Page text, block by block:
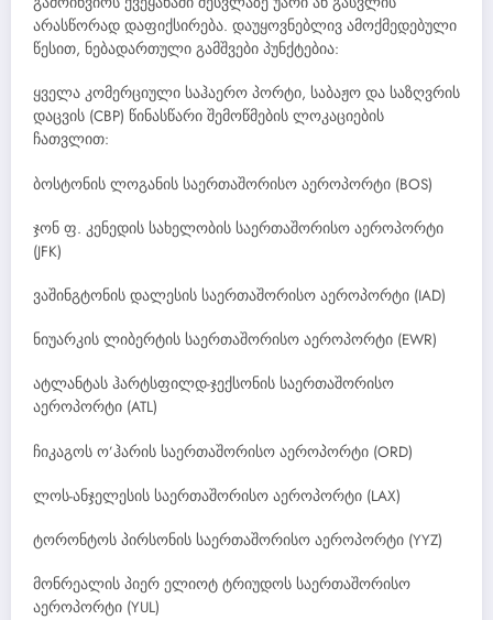
არასწორად დაფიქსირება. დაუყოვნებლივ ამოქმედებული
წესით, ნებადართული გამშვები პუნქტებია:
ყველა კომერციული საჰაერო პორტი, საბაჟო და საზღვრის
დაცვის (CBP) წინასწარი შემოწმების ლოკაციების
ჩათვლით:
ბოსტონის ლოგანის საერთაშორისო აეროპორტი (BOS)
ჯონ ფ. კენედის სახელობის საერთაშორისო აეროპორტი
(JFK)
ვაშინგტონის დალესის საერთაშორისო აეროპორტი (IAD)
ნიუარკის ლიბერტის საერთაშორისო აეროპორტი (EWR)
ატლანტას ჰარტსფილდ-ჯექსონის საერთაშორისო
აეროპორტი (ATL)
ჩიკაგოს ო’ჰარის საერთაშორისო აეროპორტი (ORD)
ლოს-ანჯელესის საერთაშორისო აეროპორტი (LAX)
ტორონტოს პირსონის საერთაშორისო აეროპორტი (YYZ)
მონრეალის პიერ ელიოტ ტრიუდოს საერთაშორისო
აეროპორტი (YUL)